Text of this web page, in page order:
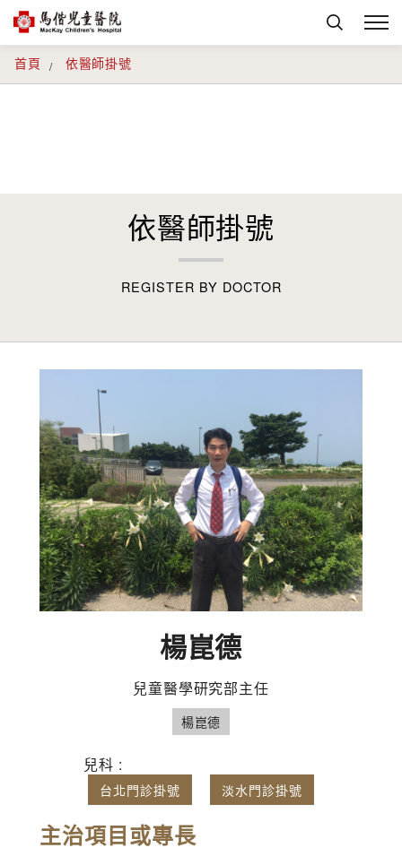
首頁 依醫師掛號
依醫師掛號
REGISTER BY DOCTOR
楊崑德
兒童醫學研究部主任
楊崑德
兒科 :
台北門診掛號 淡水門診掛號
主治項目或專長